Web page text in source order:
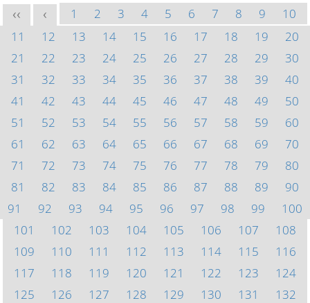
<< < 1 2 3 4 5 6 7 8 9
10
11
12 13 14 15 16 17 18 19
20
21
22 23 24 25 26 27 28 29
30
31
32 33 34 35 36 37 38 39
40
41
42 43 44 45 46 47 48 49
50
51
52 53 54 55 56 57 58 59
60
61
62 63 64 65 66 67 68 69
70
71
72 73 74 75 76 77 78 79
80
81
82 83 84 85 86 87 88 89
90
91
92 93 94 95 96 97 98 99
100
101
102 103 104 105 106 107
108
109
110 111 112 113 114 115
116
117
118 119 120 121 122 123
124
125
126 127 128 129 130 131
132